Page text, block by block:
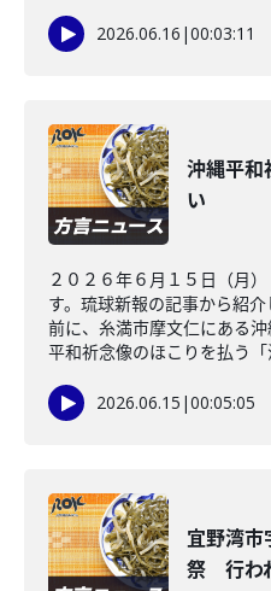
2026.06.16 |00:03:11
沖縄平和
い
２０２６年６月１５日（月
す。琉球新報の記事から紹
前に、糸満市摩文仁にある
平和祈念像のほこりを払う「
2026.06.15 |00:05:05
宜野湾市
祭 行わ